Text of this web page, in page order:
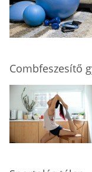
Combfeszesítő